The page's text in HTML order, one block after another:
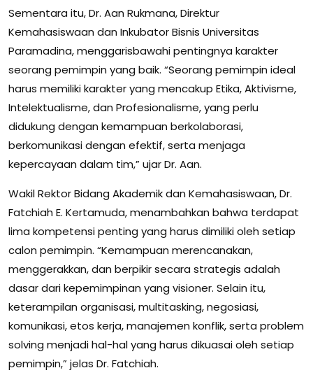
Sementara itu, Dr. Aan Rukmana, Direktur
Kemahasiswaan dan Inkubator Bisnis Universitas
Paramadina, menggarisbawahi pentingnya karakter
seorang pemimpin yang baik. “Seorang pemimpin ideal
harus memiliki karakter yang mencakup Etika, Aktivisme,
Intelektualisme, dan Profesionalisme, yang perlu
didukung dengan kemampuan berkolaborasi,
berkomunikasi dengan efektif, serta menjaga
kepercayaan dalam tim,” ujar Dr. Aan.
Wakil Rektor Bidang Akademik dan Kemahasiswaan, Dr.
Fatchiah E. Kertamuda, menambahkan bahwa terdapat
lima kompetensi penting yang harus dimiliki oleh setiap
calon pemimpin. “Kemampuan merencanakan,
menggerakkan, dan berpikir secara strategis adalah
dasar dari kepemimpinan yang visioner. Selain itu,
keterampilan organisasi, multitasking, negosiasi,
komunikasi, etos kerja, manajemen konflik, serta problem
solving menjadi hal-hal yang harus dikuasai oleh setiap
pemimpin,” jelas Dr. Fatchiah.